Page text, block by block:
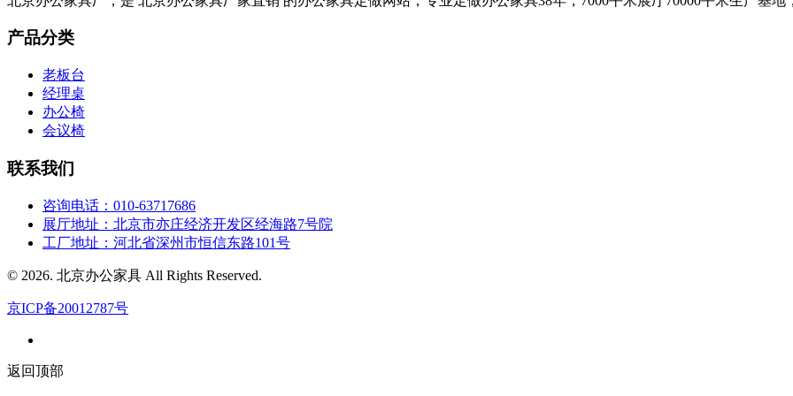
产品分类
老板台
经理桌
办公椅
会议椅
联系我们
咨询电话：010-63717686
展厅地址：北京市亦庄经济开发区经海路7号院
工厂地址：河北省深州市恒信东路101号
© 2026. 北京办公家具 All Rights Reserved.
京ICP备20012787号
返回顶部